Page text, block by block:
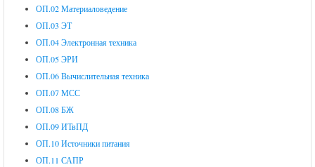
ОП.02 Материаловедение
ОП.03 ЭТ
ОП.04 Электронная техника
ОП.05 ЭРИ
ОП.06 Вычислительная техника
ОП.07 МСС
ОП.08 БЖ
ОП.09 ИТвПД
ОП.10 Источники питания
ОП.11 САПР